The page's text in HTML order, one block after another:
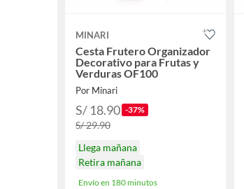
MINARI
Cesta Frutero Organizador
Decorativo para Frutas y
Verduras OF100
Por Minari
S/ 18.90 -37%
S/ 29.90
Llega mañana
Retira mañana
Envío en 180 minutos